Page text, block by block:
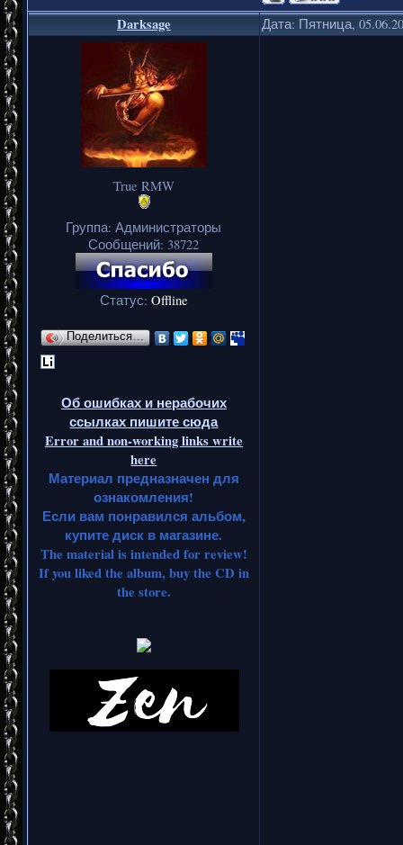
Darksage Дата: Пятница,
True RMW
Группа: Администраторы
Сообщений: 38722
Статус: Offline
Поделиться…
Об ошибках и нерабочих
ссылках пишите сюда
Error and non-working links write
here
Материал предназначен для
ознакомления!
Если вам понравился альбом,
купите диск в магазине.
The material is intended for review!
If you liked the album, buy the CD in
the store.